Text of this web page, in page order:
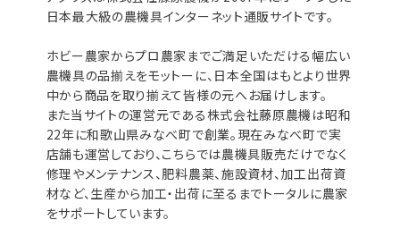
日本最大級の農機具インターネット通販サイトです。
ホビー農家からプロ農家までご満足いただける幅広い
農機具の品揃えをモットーに、日本全国はもとより世界
中から商品を取り揃えて皆様の元へお届けします。
また当サイトの運営元である株式会社藤原農機は昭和
22年に和歌山県みなべ町で創業。現在みなべ町で実
店舗も運営しており、こちらでは農機具販売だけでなく
修理やメンテナンス、肥料農薬、施設資材、加工出荷資
材など、生産から加工・出荷に至るまでトータルに農家
をサポートしています。